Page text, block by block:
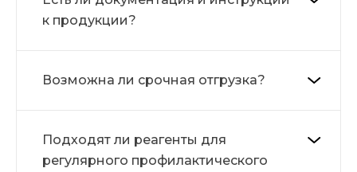
к продукции?
Возможна ли срочная отгрузка?
Подходят ли реагенты для
регулярного профилактического